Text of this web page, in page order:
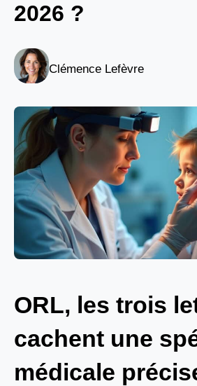
2026 ?
Clémence Lefèvre
ORL, les trois
cachent une
médicale